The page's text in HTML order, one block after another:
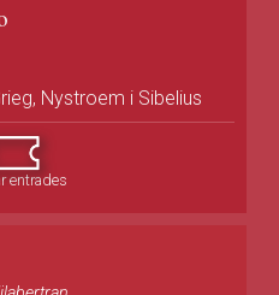
Nystroem i Sibelius
entrades